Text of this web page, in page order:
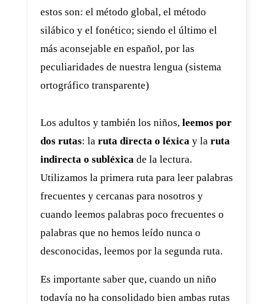
estos son: el método global, el método
silábico y el fonético; siendo el último el
más aconsejable en español, por las
peculiaridades de nuestra lengua (sistema
ortográfico transparente)
Los adultos y también los niños, leemos por
dos rutas: la ruta directa o léxica y la ruta
indirecta o subléxica de la lectura.
Utilizamos la primera ruta para leer palabras
frecuentes y cercanas para nosotros y
cuando leemos palabras poco frecuentes o
palabras que no hemos leído nunca o
desconocidas, leemos por la segunda ruta.
Es importante saber que, cuando un niño
todavía no ha consolidado bien ambas rutas